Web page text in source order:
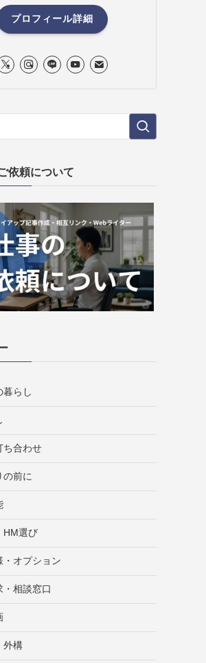
プロフィール詳細
依頼について
暮らし
ち合わせ
の前に
HM選び
・オプション
・相談窓口
外構